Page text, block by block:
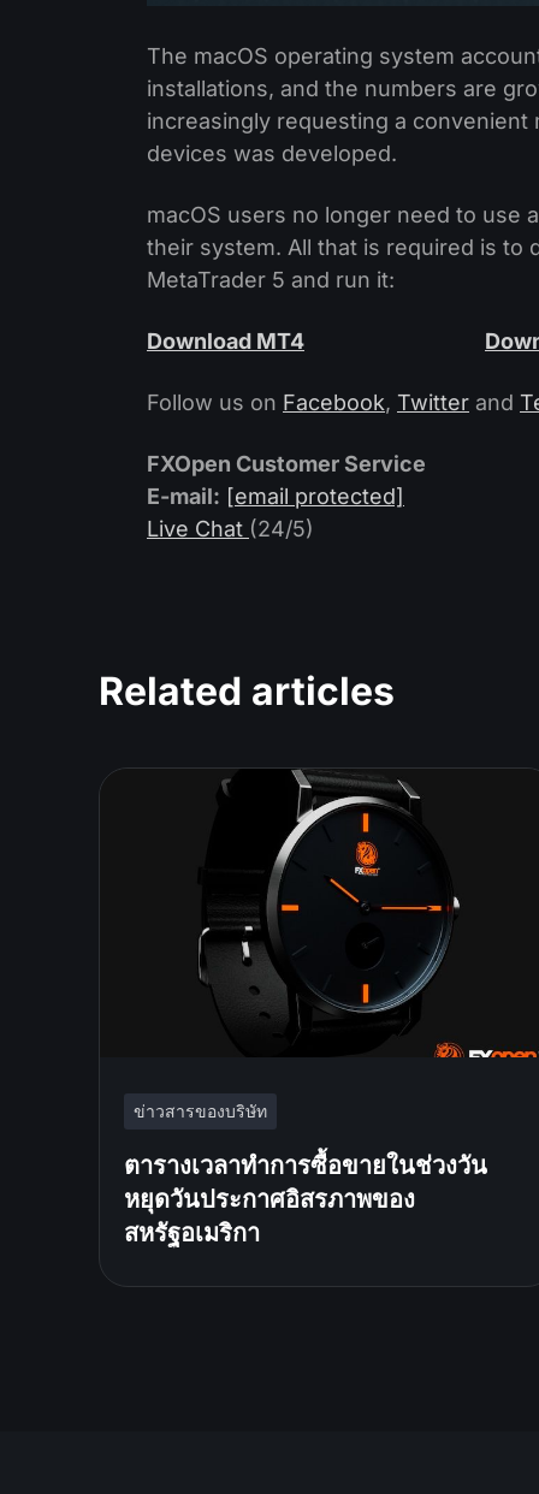
The macOS operating system
installations, and the numbers are
increasingly requesting a convenient
devices was developed.
macOS users no longer need to use
their system. All that is required is to
MetaTrader 5 and run it:
Download MT4
Follow us on Facebook, Twitter and
FXOpen Customer Service
E-mail: [email protected]
Live Chat (24/5)
Related articles
ข่าวสารของบริษัท
ตารางเวลาทำการซื้อขายในช่วงวัน
หยุดวันประกาศอิสรภาพของ
สหรัฐอเมริกา